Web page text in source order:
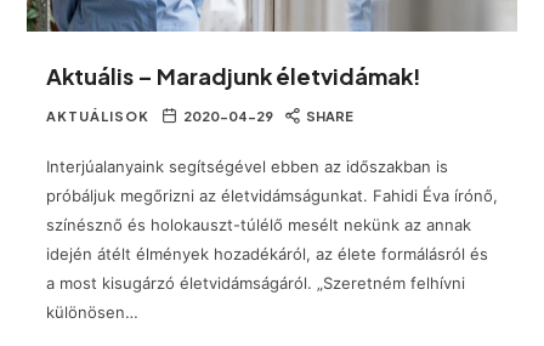
Aktuális – Maradjunk életvidámak!
AKTUÁLISOK 2020-04-29 SHARE
Interjúalanyaink segítségével ebben az időszakban is
próbáljuk megőrizni az életvidámságunkat. Fahidi Éva írónő,
színésznő és holokauszt-túlélő mesélt nekünk az annak
idején átélt élmények hozadékáról, az élete formálásról és
a most kisugárzó életvidámságáról. „Szeretném felhívni
különösen…